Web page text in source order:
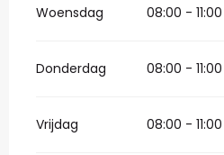
Woensdag 08:00 - 11:00
Donderdag 08:00 - 11:00
Vrijdag 08:00 - 11:00